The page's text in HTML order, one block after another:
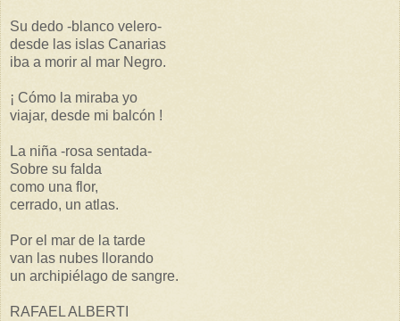
Su dedo -blanco velero-
desde las islas Canarias
iba a morir al mar Negro.
¡ Cómo la miraba yo
viajar, desde mi balcón !
La niña -rosa sentada-
Sobre su falda
como una flor,
cerrado, un atlas.
Por el mar de la tarde
van las nubes llorando
un archipiélago de sangre.
RAFAEL ALBERTI